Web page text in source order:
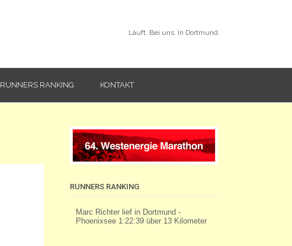
Läuft. Bei uns. In Dortmund.
RUNNERS RANKING KONTAKT
RUNNERS RANKING